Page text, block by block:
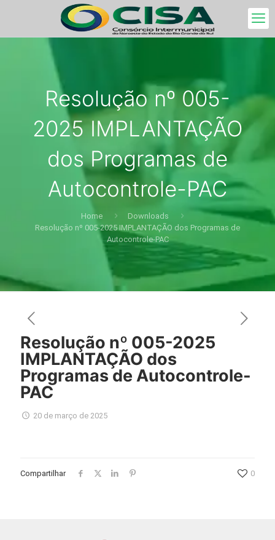
Resolução nº 005-
2025 IMPLANTAÇÃO
dos Programas de
Autocontrole-PAC
Home
Downloads
Resolução nº 005-2025 IMPLANTAÇÃO dos Programas de
Autocontrole-PAC
Resolução nº 005-2025
IMPLANTAÇÃO dos
Programas de Autocontrole-
PAC
20 de março de 2025
Compartilhar 0